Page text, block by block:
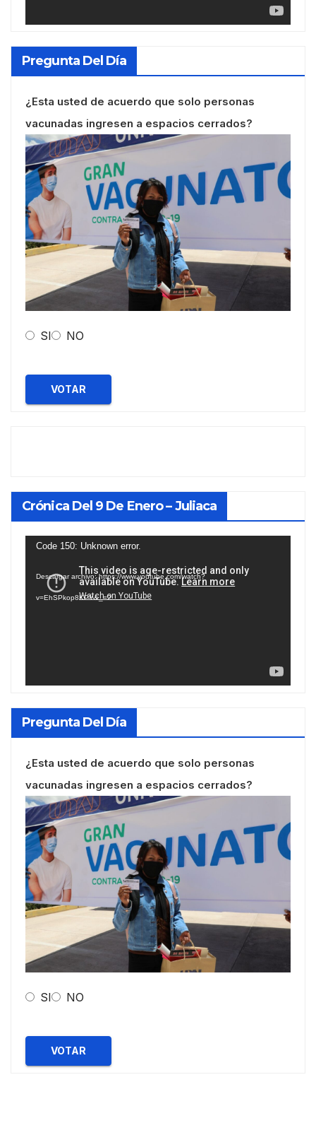
Pregunta Del Día
¿Esta usted de acuerdo que solo personas
vacunadas ingresen a espacios cerrados?
SI NO
VOTAR
Crónica Del 9 De Enero – Juliaca
Reproductor
vídeo
Code 150: Unknown error.
Descargar archivo: https://www.youtube.com/watch?
v=EhSPkop8KPY&_=2
Pregunta Del Día
¿Esta usted de acuerdo que solo personas
vacunadas ingresen a espacios cerrados?
SI NO
VOTAR